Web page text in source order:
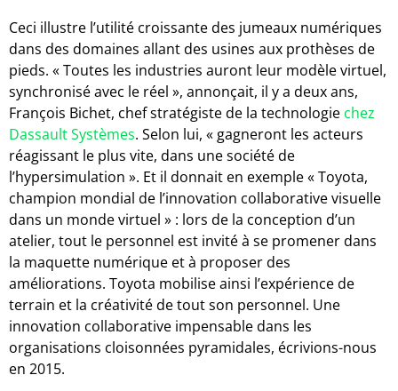
Ceci illustre l’utilité croissante des jumeaux numériques
dans des domaines allant des usines aux prothèses de
pieds. « Toutes les industries auront leur modèle virtuel,
synchronisé avec le réel », annonçait, il y a deux ans,
François Bichet, chef stratégiste de la technologie chez
Dassault Systèmes. Selon lui, « gagneront les acteurs
réagissant le plus vite, dans une société de
l’hypersimulation ». Et il donnait en exemple « Toyota,
champion mondial de l’innovation collaborative visuelle
dans un monde virtuel » : lors de la conception d’un
atelier, tout le personnel est invité à se promener dans
la maquette numérique et à proposer des
améliorations. Toyota mobilise ainsi l’expérience de
terrain et la créativité de tout son personnel. Une
innovation collaborative impensable dans les
organisations cloisonnées pyramidales, écrivions-nous
en 2015.